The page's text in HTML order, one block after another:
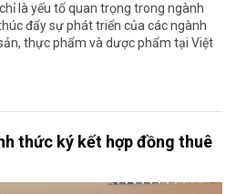
là yếu tố quan trọng trong ngành
đẩy sự phát triển của các ngành
thực phẩm và dược phẩm tại Việt
thức ký kết hợp đồng thuê